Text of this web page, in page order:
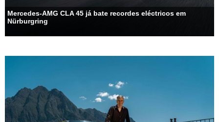
Mercedes-AMG CLA 45 já bate recordes eléctricos em
Nürburgring